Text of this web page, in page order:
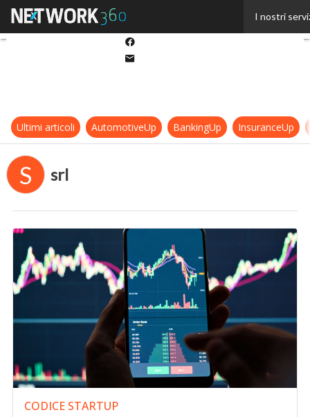
I nostri
Ultimi articoli AutomotiveUp BankingUp InsuranceUp
S srl
CODICE STARTUP